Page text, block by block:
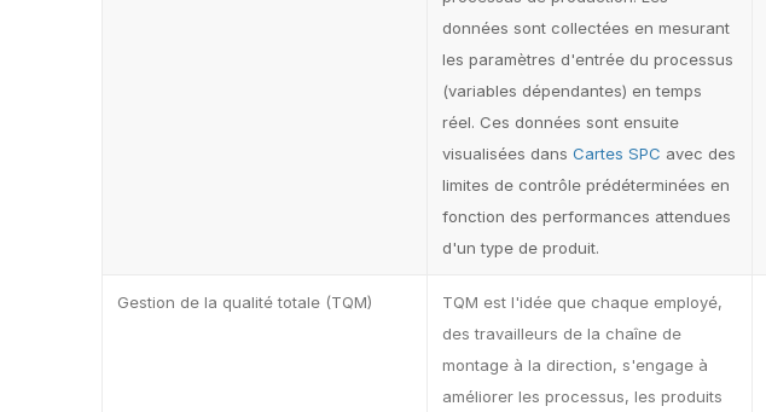
données sont collectées en mesurant
les paramètres d'entrée du processus
(variables dépendantes) en temps
réel. Ces données sont ensuite
visualisées dans Cartes SPC avec des
limites de contrôle prédéterminées en
fonction des performances attendues
d'un type de produit.
Gestion de la qualité totale (TQM)
TQM est l'idée que chaque employé,
des travailleurs de la chaîne de
montage à la direction, s'engage à
améliorer les processus, les produits